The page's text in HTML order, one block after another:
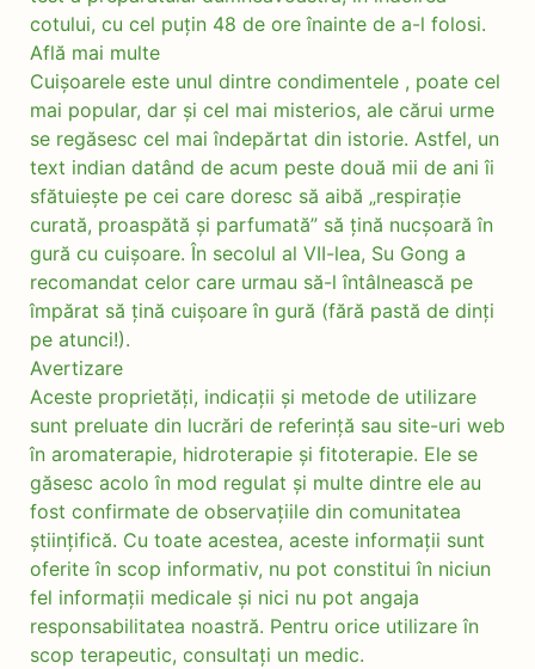
cotului, cu cel puțin 48 de ore înainte de a-l folosi.
Află mai multe
Cuișoarele este unul dintre condimentele , poate cel
mai popular, dar și cel mai misterios, ale cărui urme
se regăsesc cel mai îndepărtat din istorie. Astfel, un
text indian datând de acum peste două mii de ani îi
sfătuiește pe cei care doresc să aibă „respirație
curată, proaspătă și parfumată” să țină nucșoară în
gură cu cuișoare. În secolul al VII-lea, Su Gong a
recomandat celor care urmau să-l întâlnească pe
împărat să țină cuișoare în gură (fără pastă de dinți
pe atunci!).
Avertizare
Aceste proprietăți, indicații și metode de utilizare
sunt preluate din lucrări de referință sau site-uri web
în aromaterapie, hidroterapie și fitoterapie. Ele se
găsesc acolo în mod regulat și multe dintre ele au
fost confirmate de observațiile din comunitatea
științifică. Cu toate acestea, aceste informații sunt
oferite în scop informativ, nu pot constitui în niciun
fel informații medicale și nici nu pot angaja
responsabilitatea noastră. Pentru orice utilizare în
scop terapeutic, consultați un medic.